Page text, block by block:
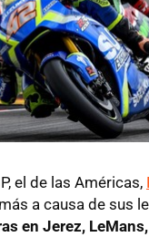
el de las Américas,
a causa de sus
en Jerez,